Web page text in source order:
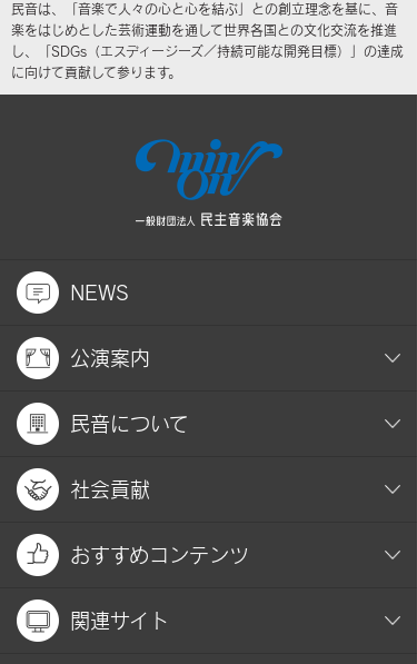
民音は、「音楽で人々の心と心を結ぶ」との創立理念を基に、音
楽をはじめとした芸術運動を通して世界各国との文化交流を推進
し、「SDGs（エスディージーズ／持続可能な開発目標）」の達成
に向けて貢献して参ります。
NEWS
公演案内
民音について
社会貢献
おすすめコンテンツ
関連サイト